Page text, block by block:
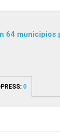
64 municipios
0